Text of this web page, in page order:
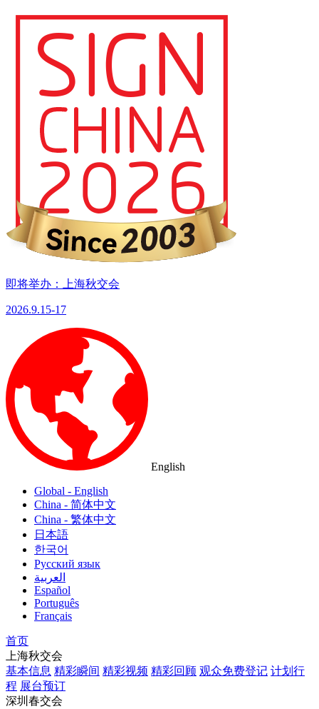
即将举办：上海秋交会
2026.9.15-17
English
Global - English
China - 简体中文
China - 繁体中文
日本語
한국어
Русский язык
العربية
Español
Português
Français
首页
上海秋交会
基本信息 精彩瞬间 精彩视频 精彩回顾 观众免费登记 计划行
程 展台预订
深圳春交会